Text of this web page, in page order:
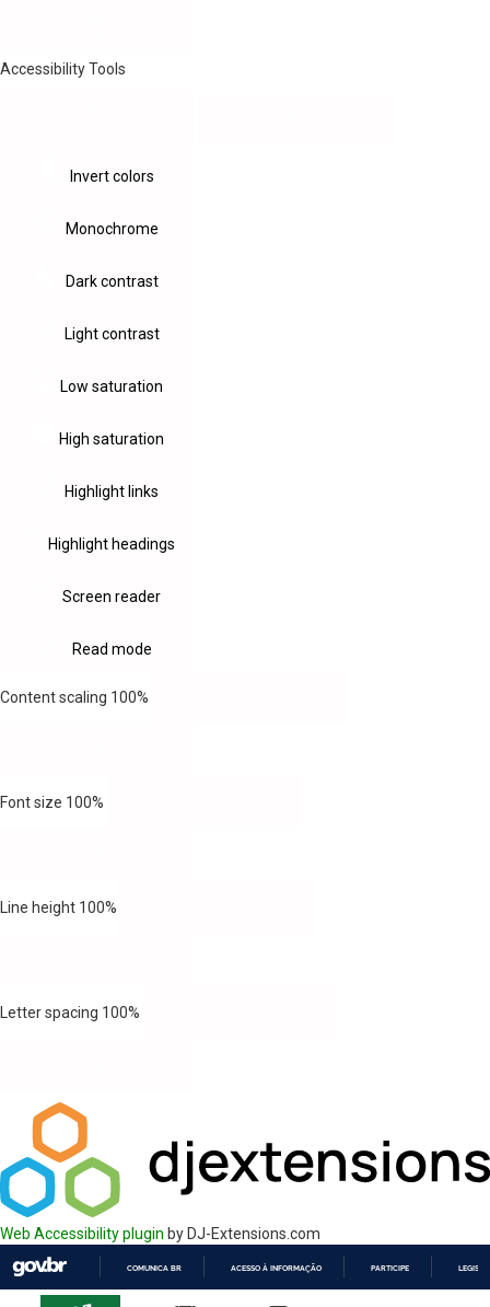
Accessibility Tools
Invert colors
Monochrome
Dark contrast
Light contrast
Low saturation
High saturation
Highlight links
Highlight headings
Screen reader
Read mode
Content scaling 100%
Font size 100%
Line height 100%
Letter spacing 100%
Web Accessibility plugin by DJ-Extensions.com
COMUNICA BR ACESSO À INFORMAÇÃO PARTICIPE